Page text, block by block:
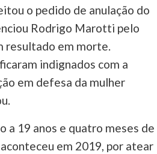
o pedido de anulação do
Rodrigo Marotti pelo
resultado em morte.
indignados com a
em defesa da mulher
a 19 anos e quatro meses de
em 2019, por atear